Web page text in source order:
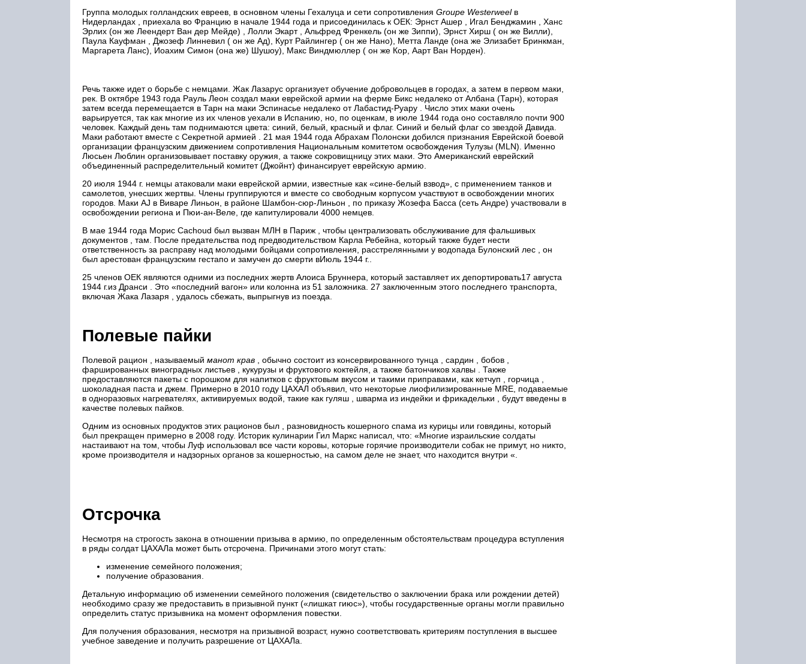
Группа молодых голландских евреев, в основном члены Гехалуца ​​и сети сопротивления Groupe Westerweelв
Нидерландах , приехала во Францию ​​в начале 1944 года и присоединилась к ОЕК: Эрнст Ашер , Игал Бенджамин , Ханс
Эрлих (он же Леендерт Ван дер Мейде) , Лолли Экарт , Альфред Френкель (он же Зиппи), Эрнст Хирш ( он же Вилли),
Паула Кауфман , Джозеф Линневил ( он же Ад), Курт Райлингер ( он же Нано), Метта Ланде (она же Элизабет Бринкман,
Маргарета Ланс), Иоахим Симон (она же) Шушоу), Макс Виндмюллер ( он же Кор, Аарт Ван Норден).
Речь также идет о борьбе с немцами. Жак Лазарус организует обучение добровольцев в городах, а затем в первом маки,
рек. В октябре 1943 года Рауль Леон создал маки еврейской армии на ферме Бикс недалеко от Албана (Тарн), которая
затем всегда перемещается в Тарн на маки Эспинасье недалеко от Лабастид-Руару . Число этих маки очень
варьируется, так как многие из их членов уехали в Испанию, но, по оценкам, в июле 1944 года оно составляло почти 900
человек. Каждый день там поднимаются цвета: синий, белый, красный и флаг. Синий и белый флаг со звездой Давида.
Маки работают вместе с Секретной армией . 21 мая 1944 года Абрахам Полонски добился признания Еврейской боевой
организации французским движением сопротивления Национальным комитетом освобождения Тулузы (MLN). Именно
Люсьен Люблин организовывает поставку оружия, а также сокровищницу этих маки. Это Американский еврейский
объединенный распределительный комитет (Джойнт) финансирует еврейскую армию.
20 июля 1944 г. немцы атаковали маки еврейской армии, известные как «сине-белый взвод», с применением танков и
самолетов, унесших жертвы. Члены группируются и вместе со свободным корпусом участвуют в освобождении многих
городов. Маки AJ в Виваре Линьон, в районе Шамбон-сюр-Линьон , по приказу Жозефа Басса (сеть Андре) участвовали в
освобождении региона и Пюи-ан-Веле, где капитулировали 4000 немцев.
В мае 1944 года Морис Cachoud был вызван МЛН в Париж , чтобы централизовать обслуживание для фальшивых
документов , там. После предательства под предводительством Карла Ребейна, который также будет нести
ответственность за расправу над молодыми бойцами сопротивления, расстрелянными у водопада Булонский лес , он
был арестован французским гестапо и замучен до смерти вИюль 1944 г..
25 членов ОЕК являются одними из последних жертв Алоиса Бруннера, который заставляет их депортировать17 августа
1944 г.из Дранси . Это «последний вагон» или колонна из 51 заложника. 27 заключенным этого последнего транспорта,
включая Жака Лазаря , удалось сбежать, выпрыгнув из поезда.
Полевые пайки
Полевой рацион , называемый манот крав , обычно состоит из консервированного тунца , сардин , бобов ,
фаршированных виноградных листьев , кукурузы и фруктового коктейля, а также батончиков халвы . Также
предоставляются пакеты с порошком для напитков с фруктовым вкусом и такими приправами, как кетчуп , горчица ,
шоколадная паста и джем. Примерно в 2010 году ЦАХАЛ объявил, что некоторые лиофилизированные MRE, подаваемые
в одноразовых нагревателях, активируемых водой, такие как гуляш , шварма из индейки и фрикадельки , будут введены в
качестве полевых пайков.
Одним из основных продуктов этих рационов был , разновидность кошерного спама из курицы или говядины, который
был прекращен примерно в 2008 году. Историк кулинарии Гил Маркс написал, что: «Многие израильские солдаты
настаивают на том, чтобы Луф использовал все части коровы, которые горячие производители собак не примут, но никто,
кроме производителя и надзорных органов за кошерностью, на самом деле не знает, что находится внутри «.
Отсрочка
Несмотря на строгость закона в отношении призыва в армию, по определенным обстоятельствам процедура вступления
в ряды солдат ЦАХАЛа может быть отсрочена. Причинами этого могут стать:
изменение семейного положения;
получение образования.
Детальную информацию об изменении семейного положения (свидетельство о заключении брака или рождении детей)
необходимо сразу же предоставить в призывной пункт («лишкат гиюс»), чтобы государственные органы могли правильно
определить статус призывника на момент оформления повестки.
Для получения образования, несмотря на призывной возраст, нужно соответствовать критериям поступления в высшее
учебное заведение и получить разрешение от ЦАХАЛа.